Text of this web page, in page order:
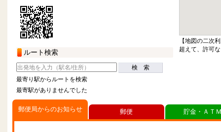
ルート検索
検 索
最寄り駅からルートを検索
最寄駅がありませんでした
【地図の二次
超えて、許可
郵便局からのお知らせ 郵便 貯金・ＡＴ